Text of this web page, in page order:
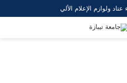
ولوازم الإعلام الألي